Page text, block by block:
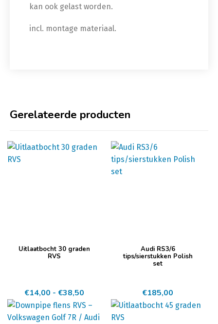
kan ook gelast worden.
incl. montage materiaal.
Gerelateerde producten
variaties.
Deze
optie
Uitlaatbocht 30 graden
RVS
€14,00 - €38,50Prijsklasse:
€14,00
tot
Audi RS3/6
tips/sierstukken Polish
set
€185,00